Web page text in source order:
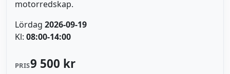
motorredskap.
Lördag 2026-09-19
Kl: 08:00-14:00
PRIS9 500 kr